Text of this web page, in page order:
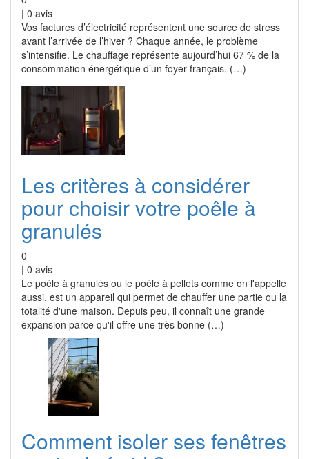
| 0 avis
Vos factures d’électricité représentent une source de stress
avant l’arrivée de l’hiver ? Chaque année, le problème
s’intensifie. Le chauffage représente aujourd’hui 67 % de la
consommation énergétique d’un foyer français. (…)
Les critères à considérer
pour choisir votre poêle à
granulés
0
| 0 avis
Le poêle à granulés ou le poêle à pellets comme on l'appelle
aussi, est un appareil qui permet de chauffer une partie ou la
totalité d'une maison. Depuis peu, il connaît une grande
expansion parce qu'il offre une très bonne (…)
Comment isoler ses fenêtres